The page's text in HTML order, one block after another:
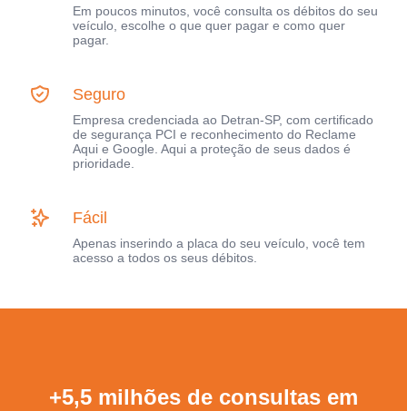
Em poucos minutos, você consulta os débitos do seu
veículo, escolhe o que quer pagar e como quer
pagar.
Seguro
Empresa credenciada ao Detran-SP, com certificado
de segurança PCI e reconhecimento do Reclame
Aqui e Google. Aqui a proteção de seus dados é
prioridade.
Fácil
Apenas inserindo a placa do seu veículo, você tem
acesso a todos os seus débitos.
+5,5 milhões de consultas em